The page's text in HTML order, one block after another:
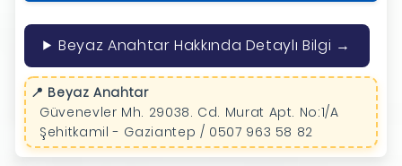
Beyaz Anahtar Hakkında Detaylı Bilgi →
📍 Beyaz Anahtar
Güvenevler Mh. 29038. Cd. Murat Apt. No:1/A
Şehitkamil - Gaziantep / 0507 963 58 82